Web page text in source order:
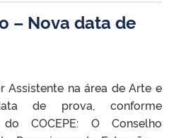
– Nova data de
Assistente na área de Arte e
de prova, conforme
COCEPE: O Conselho